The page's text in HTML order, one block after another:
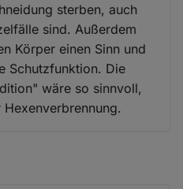
sterben, auch
sind. Außerdem
Körper einen Sinn und
Schutzfunktion. Die
wäre so sinnvoll,